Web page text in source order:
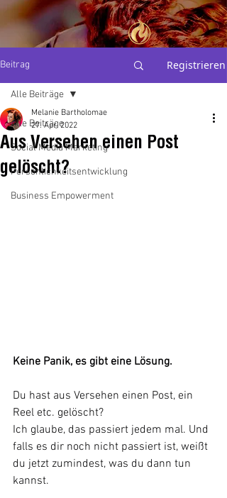
THE
PERSONAL
BRAND
Beitrag Registrieren
Alle Beiträge
Social Media Marketing
Persönlichkeitsentwicklung
Business Empowerment
Alle Beiträge
Aus Versehen einen Post
gelöscht?
Melanie Bartholomae
27. Apr. 2022
Keine Panik, es gibt eine Lösung.
Du hast aus Versehen einen Post, ein
Reel etc. gelöscht?
Ich glaube, das passiert jedem mal. Und
falls es dir noch nicht passiert ist, weißt
du jetzt zumindest, was du dann tun
kannst.